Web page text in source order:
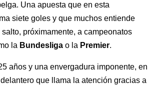
Una apuesta que en esta
siete goles y que muchos entiende
próximamente, a campeonatos
la Bundesliga o la Premier.
años y una envergadura imponente, en
que llama la atención gracias a